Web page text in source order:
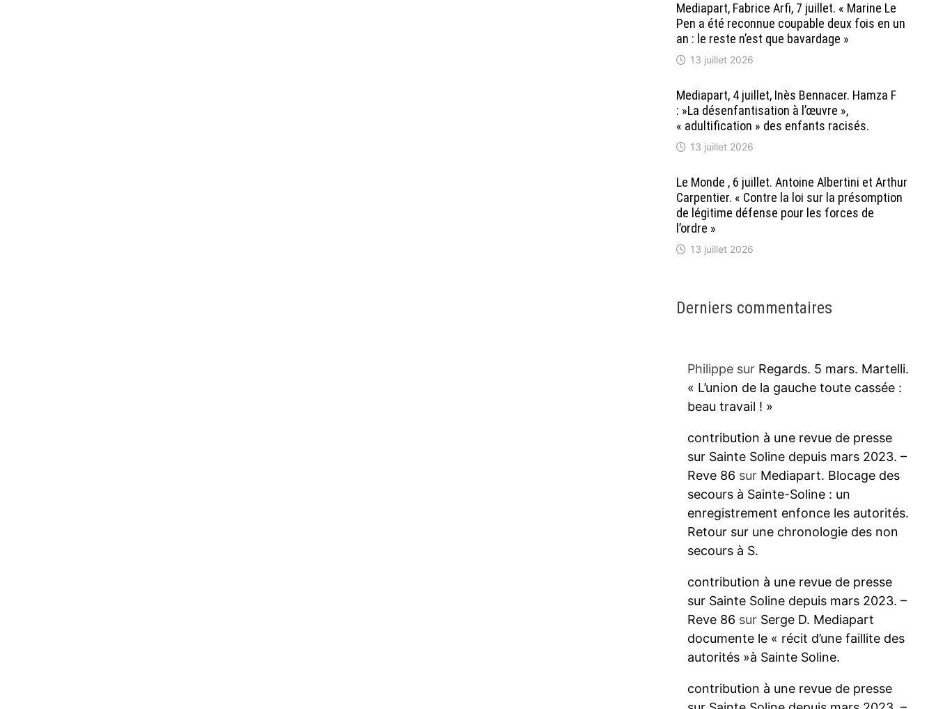
Mediapart, Fabrice Arfi, 7 juillet. « Marine Le
Pen a été reconnue coupable deux fois en un
an : le reste n’est que bavardage »
13 juillet 2026
Mediapart, 4 juillet, Inès Bennacer. Hamza F
: »La désenfantisation à l’œuvre »,
« adultification » des enfants racisés.
13 juillet 2026
Le Monde , 6 juillet. Antoine Albertini et Arthur
Carpentier. « Contre la loi sur la présomption
de légitime défense pour les forces de
l’ordre »
13 juillet 2026
Derniers commentaires
Philippesur Regards. 5 mars. Martelli.
« L’union de la gauche toute cassée :
beau travail ! »
contribution à une revue de presse
sur Sainte Soline depuis mars 2023. –
Reve 86 sur Mediapart. Blocage des
secours à Sainte-Soline : un
enregistrement enfonce les autorités.
Retour sur une chronologie des non
secours à S.
contribution à une revue de presse
sur Sainte Soline depuis mars 2023. –
Reve 86 sur Serge D. Mediapart
documente le « récit d’une faillite des
autorités »à Sainte Soline.
contribution à une revue de presse